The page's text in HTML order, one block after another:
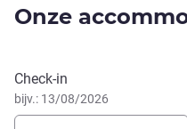
Onze
Boek dit hotel
Check-in
bijv.: 13/08/2026